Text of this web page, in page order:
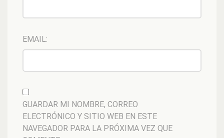
EMAIL:
GUARDAR MI NOMBRE, CORREO
ELECTRÓNICO Y SITIO WEB EN ESTE
NAVEGADOR PARA LA PRÓXIMA VEZ QUE